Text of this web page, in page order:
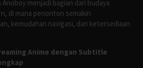
menjadi bagian dari budaya
di mana penonton semakin
kemudahan navigasi, dan ketersediaan
Anime dengan Subtitle